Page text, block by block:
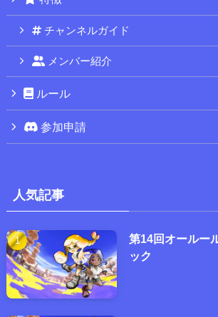
チャンネルガイド
メンバー紹介
ルール
参加申請
人気記事
第14回オールー
ック